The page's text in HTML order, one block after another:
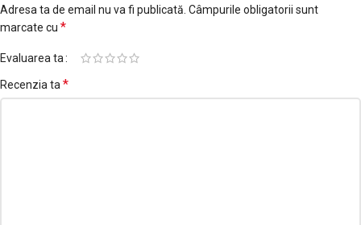
Adresa ta de email nu va fi publicată. Câmpurile obligatorii sunt
marcate cu *
Evaluarea ta
Recenzia ta*